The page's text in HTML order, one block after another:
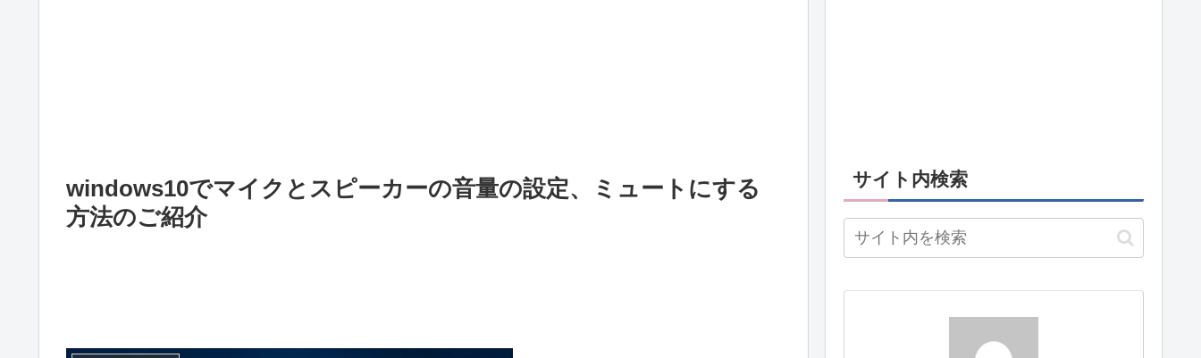
windows10でマイクとスピーカーの音量の設定、ミュートにする
方法のご紹介
サイト内検索